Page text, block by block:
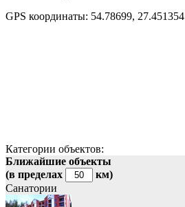
GPS координаты: 54.78699, 27.451354
Категории объектов:
Ближайшие объекты
(в пределах
км)
Санатории